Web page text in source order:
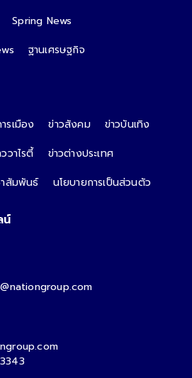
Spring News
ฐานเศรษฐกิจ
รเมือง ข่าวสังคม
ข่าวบันเทิง
วาไรตี้
ข่าวต่างประเทศ
าสัมพันธ์ นโยบายการเป็นส่วนตัว
น์